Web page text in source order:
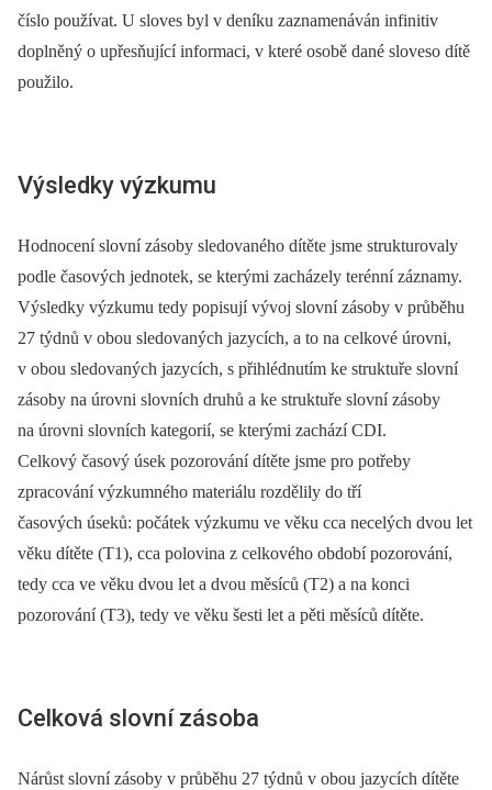
číslo používat. U sloves byl v deníku zaznamenáván infinitiv
doplněný o upřesňující informaci, v které osobě dané sloveso dítě
použilo.
Výsledky výzkumu
Hodnocení slovní zásoby sledovaného dítěte jsme strukturovaly
podle časových jednotek, se kterými zacházely terénní záznamy.
Výsledky výzkumu tedy popisují vývoj slovní zásoby v průběhu
27 týdnů v obou sledovaných jazycích, a to na celkové úrovni,
v obou sledovaných jazycích, s přihlédnutím ke struktuře slovní
zásoby na úrovni slovních druhů a ke struktuře slovní zásoby
na úrovni slovních kategorií, se kterými zachází CDI.
Celkový časový úsek pozorování dítěte jsme pro potřeby
zpracování výzkumného materiálu rozdělily do tří
časových úseků: počátek výzkumu ve věku cca necelých dvou let
věku dítěte (T1), cca polovina z celkového období pozorování,
tedy cca ve věku dvou let a dvou měsíců (T2) a na konci
pozorování (T3), tedy ve věku šesti let a pěti měsíců dítěte.
Celková slovní zásoba
Nárůst slovní zásoby v průběhu 27 týdnů v obou jazycích dítěte